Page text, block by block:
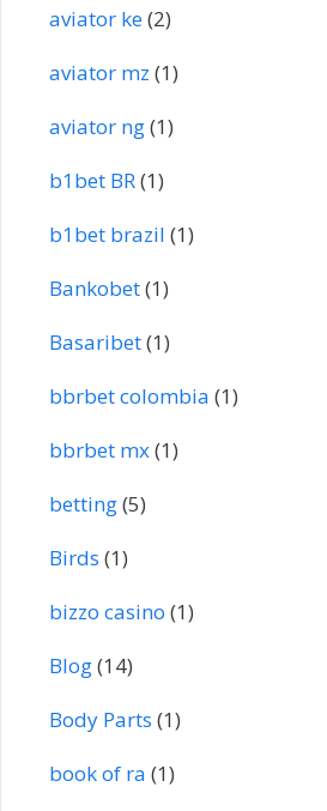
aviator ke(2)
aviator mz (1)
aviator ng(1)
b1bet BR(1)
b1bet brazil (1)
Bankobet(1)
Basaribet(1)
bbrbet colombia (1)
bbrbet mx(1)
betting(5)
Birds (1)
bizzo casino (1)
Blog(14)
Body Parts (1)
book of ra (1)